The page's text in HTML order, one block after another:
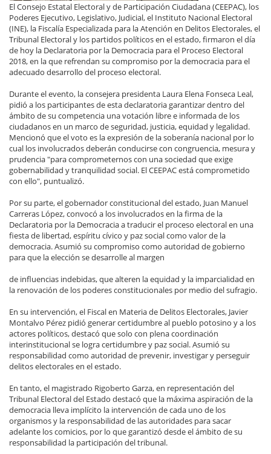
El Consejo Estatal Electoral y de Participación Ciudadana (CEEPAC), los
Poderes Ejecutivo, Legislativo, Judicial, el Instituto Nacional Electoral
(INE), la Fiscalía Especializada para la Atención en Delitos Electorales, el
Tribunal Electoral y los partidos políticos en el estado, firmaron el día
de hoy la Declaratoria por la Democracia para el Proceso Electoral
2018, en la que refrendan su compromiso por la democracia para el
adecuado desarrollo del proceso electoral.
Durante el evento, la consejera presidenta Laura Elena Fonseca Leal,
pidió a los participantes de esta declaratoria garantizar dentro del
ámbito de su competencia una votación libre e informada de los
ciudadanos en un marco de seguridad, justicia, equidad y legalidad.
Mencionó que el voto es la expresión de la soberanía nacional por lo
cual los involucrados deberán conducirse con congruencia, mesura y
prudencia "para comprometernos con una sociedad que exige
gobernabilidad y tranquilidad social. El CEEPAC está comprometido
con ello", puntualizó.
Por su parte, el gobernador constitucional del estado, Juan Manuel
Carreras López, convocó a los involucrados en la firma de la
Declaratoria por la Democracia a traducir el proceso electoral en una
fiesta de libertad, espíritu cívico y paz social como valor de la
democracia. Asumió su compromiso como autoridad de gobierno
para que la elección se desarrolle al margen
de influencias indebidas, que alteren la equidad y la imparcialidad en
la renovación de los poderes constitucionales por medio del sufragio.
En su intervención, el Fiscal en Materia de Delitos Electorales, Javier
Montalvo Pérez pidió generar certidumbre al pueblo potosino y a los
actores políticos, destacó que solo con plena coordinación
interinstitucional se logra certidumbre y paz social. Asumió su
responsabilidad como autoridad de prevenir, investigar y perseguir
delitos electorales en el estado.
En tanto, el magistrado Rigoberto Garza, en representación del
Tribunal Electoral del Estado destacó que la máxima aspiración de la
democracia lleva implícito la intervención de cada uno de los
organismos y la responsabilidad de las autoridades para sacar
adelante los comicios, por lo que garantizó desde el ámbito de su
responsabilidad la participación del tribunal.